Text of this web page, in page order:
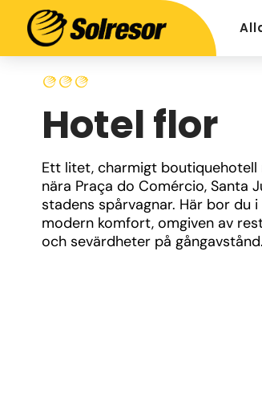
Hotel flor
Ett litet, charmigt
nära Praça do Comércio, Santa
stadens spårvagnar. Här bor du
modern komfort, omgiven av
och sevärdheter på gångavstånd.